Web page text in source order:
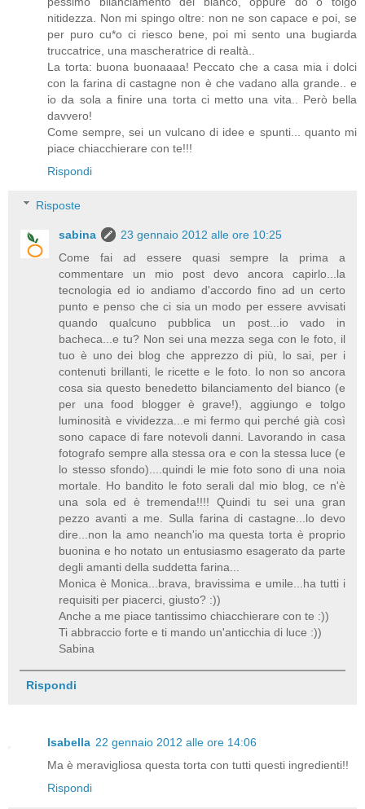
nitidezza. Non mi spingo oltre: non ne son capace e poi, se
per puro cu*o ci riesco bene, poi mi sento una bugiarda
truccatrice, una mascheratrice di realtà..
La torta: buona buonaaaa! Peccato che a casa mia i dolci
con la farina di castagne non è che vadano alla grande.. e
io da sola a finire una torta ci metto una vita.. Però bella
davvero!
Come sempre, sei un vulcano di idee e spunti... quanto mi
piace chiacchierare con te!!!
Rispondi
Risposte
sabina
23 gennaio 2012 alle ore 10:25
Come fai ad essere quasi sempre la prima a
commentare un mio post devo ancora capirlo...la
tecnologia ed io andiamo d'accordo fino ad un certo
punto e penso che ci sia un modo per essere avvisati
quando qualcuno pubblica un post...io vado in
bacheca...e tu? Non sei una mezza sega con le foto, il
tuo è uno dei blog che apprezzo di più, lo sai, per i
contenuti brillanti, le ricette e le foto. Io non so ancora
cosa sia questo benedetto bilanciamento del bianco (e
per una food blogger è grave!), aggiungo e tolgo
luminosità e vividezza...e mi fermo qui perché già così
sono capace di fare notevoli danni. Lavorando in casa
fotografo sempre alla stessa ora e con la stessa luce (e
lo stesso sfondo)....quindi le mie foto sono di una noia
mortale. Ho bandito le foto serali dal mio blog, ce n'è
una sola ed è tremenda!!!! Quindi tu sei una gran
pezzo avanti a me. Sulla farina di castagne...lo devo
dire...non la amo neanch'io ma questa torta è proprio
buonina e ho notato un entusiasmo esagerato da parte
degli amanti della suddetta farina...
Monica è Monica...brava, bravissima e umile...ha tutti i
requisiti per piacerci, giusto? :))
Anche a me piace tantissimo chiacchierare con te :))
Ti abbraccio forte e ti mando un'anticchia di luce :))
Sabina
Rispondi
Isabella 22 gennaio 2012 alle ore 14:06
Ma è meravigliosa questa torta con tutti questi ingredienti!!
Rispondi